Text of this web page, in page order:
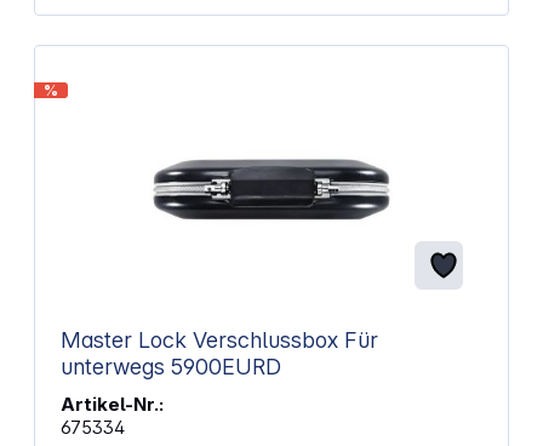
%
Master Lock Verschlussbox Für
unterwegs 5900EURD
Artikel-Nr.:
675334